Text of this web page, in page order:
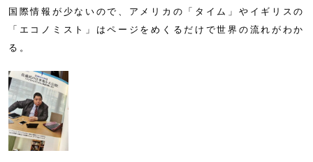
国際情報が少ないので、アメリカの「タイム」やイギリスの
「エコノミスト」はページをめくるだけで世界の流れがわか
る。